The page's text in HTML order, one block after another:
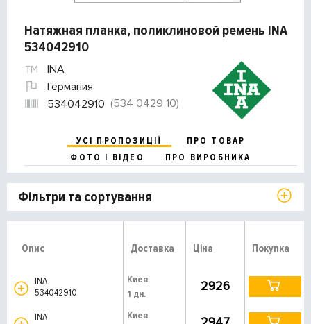
Натяжная планка, поликлиновой ремень INA
534042910
INA
Германия
534042910 (534 0429 10)
УСІ ПРОПОЗИЦІЇ
ПРО ТОВАР
ФОТО І ВІДЕО
ПРО ВИРОБНИКА
Фільтри та сортування
Опис Доставка Ціна Покупка
INA
534042910
Киев
1 дн.
2926
INA
Киев